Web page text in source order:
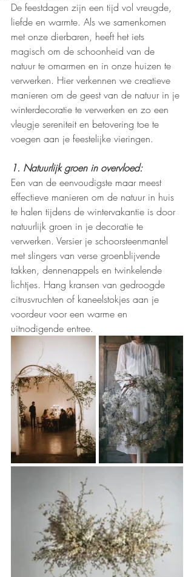
De feestdagen zijn een tijd vol vreugde,
liefde en warmte. Als we samenkomen
met onze dierbaren, heeft het iets
magisch om de schoonheid van de
natuur te omarmen en in onze huizen te
verwerken. Hier verkennen we creatieve
manieren om de geest van de natuur in je
winterdecoratie te verwerken en zo een
vleugje sereniteit en betovering toe te
voegen aan je feestelijke vieringen.
1. Natuurlijk groen in overvloed:
Een van de eenvoudigste maar meest
effectieve manieren om de natuur in huis
te halen tijdens de wintervakantie is door
natuurlijk groen in je decoratie te
verwerken. Versier je schoorsteenmantel
met slingers van verse groenblijvende
takken, dennenappels en twinkelende
lichtjes. Hang kransen van gedroogde
citrusvruchten of kaneelstokjes aan je
voordeur voor een warme en
uitnodigende entree.